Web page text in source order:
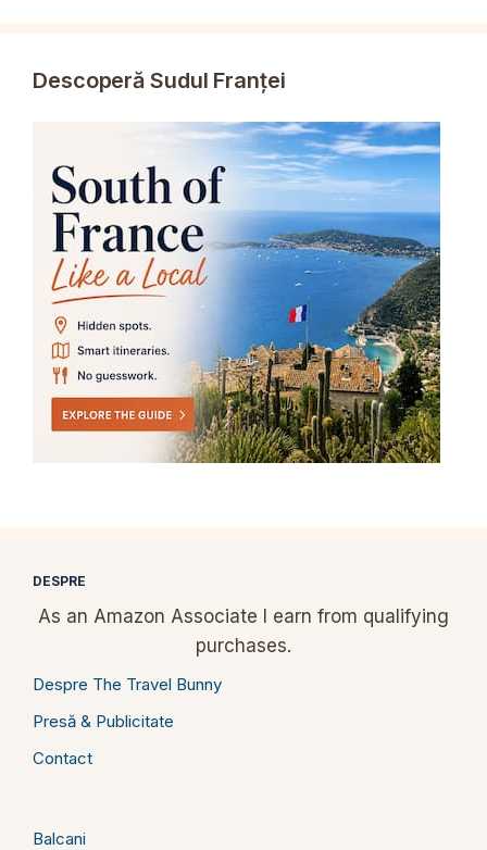
Descoperă Sudul Franței
DESPRE
As an Amazon Associate I earn from qualifying
purchases.
Despre The Travel Bunny
Presă & Publicitate
Contact
Balcani